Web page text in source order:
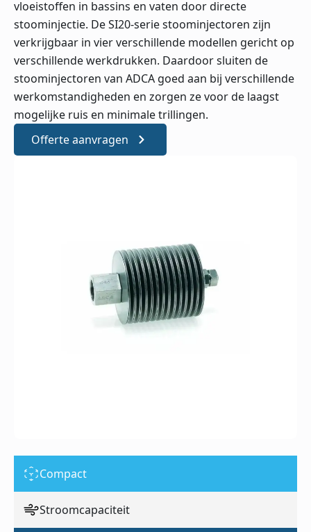
vloeistoffen in bassins en vaten door directe
stoominjectie. De SI20-serie stoominjectoren zijn
verkrijgbaar in vier verschillende modellen gericht op
verschillende werkdrukken. Daardoor sluiten de
stoominjectoren van ADCA goed aan bij verschillende
werkomstandigheden en zorgen ze voor de laagst
mogelijke ruis en minimale trillingen.
Offerte aanvragen
Compact
Stroomcapaciteit